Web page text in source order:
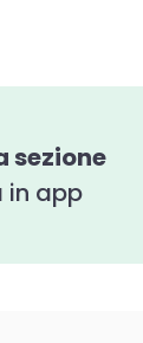
sezione
in app